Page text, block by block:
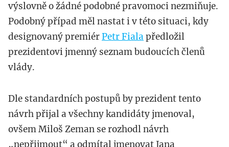
výslovně o žádné podobné pravomoci nezmiňuje.
Podobný případ měl nastat i v této situaci, kdy
designovaný premiérPetr Fiala předložil
prezidentovi jmenný seznam budoucích členů
vlády.
Dle standardních postupů by prezident tento
návrh přijal a všechny kandidáty jmenoval,
ovšem Miloš Zeman se rozhodl návrh
„nepřijmout“ a odmítal jmenovat Jana